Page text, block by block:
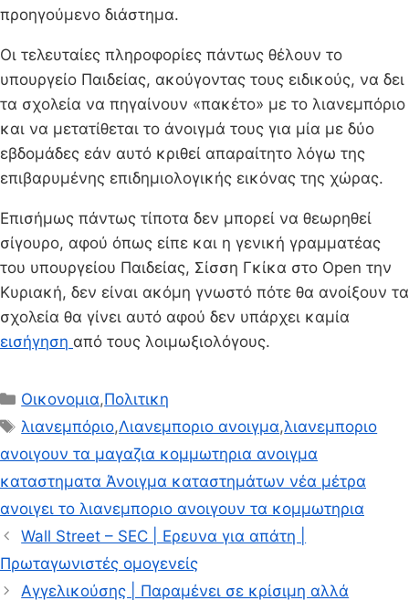
προηγούμενο διάστημα.
Οι τελευταίες πληροφορίες πάντως θέλουν το
υπουργείο Παιδείας, ακούγοντας τους ειδικούς, να δει
τα σχολεία να πηγαίνουν «πακέτο» με το λιανεμπόριο
και να μετατίθεται το άνοιγμά τους για μία με δύο
εβδομάδες εάν αυτό κριθεί απαραίτητο λόγω της
επιβαρυμένης επιδημιολογικής εικόνας της χώρας.
Επισήμως πάντως τίποτα δεν μπορεί να θεωρηθεί
σίγουρο, αφού όπως είπε και η γενική γραμματέας
του υπουργείου Παιδείας, Σίσση Γκίκα στο Open την
Κυριακή, δεν είναι ακόμη γνωστό πότε θα ανοίξουν τα
σχολεία θα γίνει αυτό αφού δεν υπάρχει καμία
εισήγηση από τους λοιμωξιολόγους.
Κατηγορίες
Οικονομια,Πολιτικη
Ετικέτες
λιανεμπόριο,Λιανεμποριο ανοιγμα,λιανεμποριο
ανοιγουν τα μαγαζια κομμωτηρια ανοιγμα
καταστηματα Άνοιγμα καταστημάτων νέα μέτρα
ανοιγει το λιανεμποριο ανοιγουν τα κομμωτηρια
Wall Street – SEC | Ερευνα για απάτη |
Πρωταγωνιστές ομογενείς
Αγγελικούσης | Παραμένει σε κρίσιμη αλλά